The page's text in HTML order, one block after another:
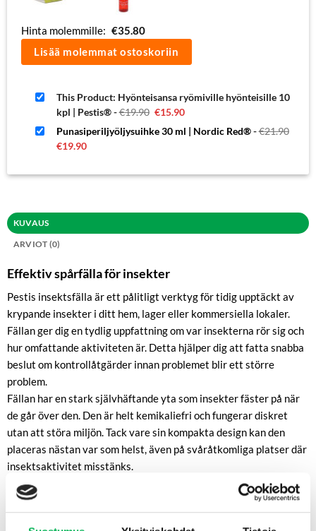
Hinta molemmille: €35.80
Lisää molemmat ostoskoriin
This Product: Hyönteisansa ryömiville hyönteisille 10
kpl | Pestis®-€19.90 Alkuperäinen
hinta
oli:
€19.90.
€15.90Nykyinen
hinta
on:
€15.90.
Punasiperiljyöljysuihke 30 ml | Nordic Red®-€21.90
€19.90Nykyinen
hinta
KUVAUS
ARVIOT (0)
Effektiv spårfälla för insekter
Pestis insektsfälla är ett pålitligt verktyg för tidig upptäckt av
krypande insekter i ditt hem, lager eller kommersiella lokaler.
Fällan ger dig en tydlig uppfattning om var insekterna rör sig och
hur omfattande aktiviteten är. Detta hjälper dig att fatta snabba
beslut om kontrollåtgärder innan problemet blir ett större
problem.
Fällan har en stark självhäftande yta som insekter fäster på när
de går över den. Den är helt kemikaliefri och fungerar diskret
utan att störa miljön. Tack vare sin kompakta design kan den
placeras nästan var som helst, även på svåråtkomliga platser där
insektsaktivitet misstänks.
Drag